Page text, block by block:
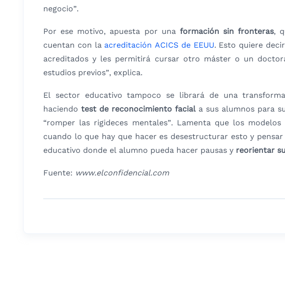
negocio”.
Por ese motivo, apuesta por una formación sin fronteras,
cuentan con la acreditación ACICS de EEUU. Esto quiere
acreditados y les permitirá cursar otro máster o un
estudios previos”, explica.
El sector educativo tampoco se librará de una
haciendotest de reconocimiento facial a sus alumnos para
“romper las rigideces mentales”. Lamenta que los
cuando lo que hay que hacer es desestructurar esto y
educativo donde el alumno pueda hacer pausas y reorientar
Fuente: www.elconfidencial.com